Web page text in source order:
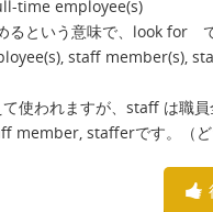
time employee(s)
という意味で、look for で
staff member(s),
使われますが、staff は職員
member, stafferです。（